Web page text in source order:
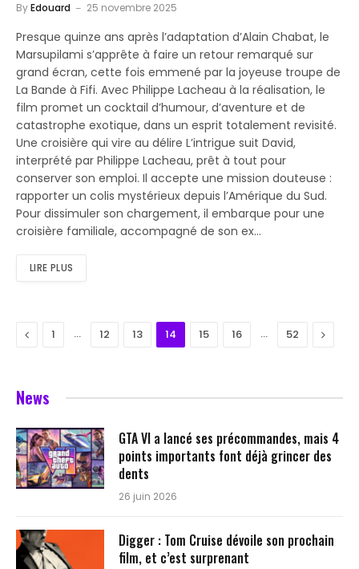
ByEdouard 25 novembre 2025
Presque quinze ans après l’adaptation d’Alain Chabat, le
Marsupilami s’apprête à faire un retour remarqué sur
grand écran, cette fois emmené par la joyeuse troupe de
La Bande à Fifi. Avec Philippe Lacheau à la réalisation, le
film promet un cocktail d’humour, d’aventure et de
catastrophe exotique, dans un esprit totalement revisité.
Une croisière qui vire au délire L’intrigue suit David,
interprété par Philippe Lacheau, prêt à tout pour
conserver son emploi. Il accepte une mission douteuse :
rapporter un colis mystérieux depuis l’Amérique du Sud.
Pour dissimuler son chargement, il embarque pour une
croisière familiale, accompagné de son ex…
LIRE PLUS
Previous
1 … 12 13 14 15 16 … 52 Next
News
GTA VI a lancé ses précommandes, mais 4
points importants font déjà grincer des
dents
26 juin 2026
Digger : Tom Cruise dévoile son prochain
film, et c’est surprenant